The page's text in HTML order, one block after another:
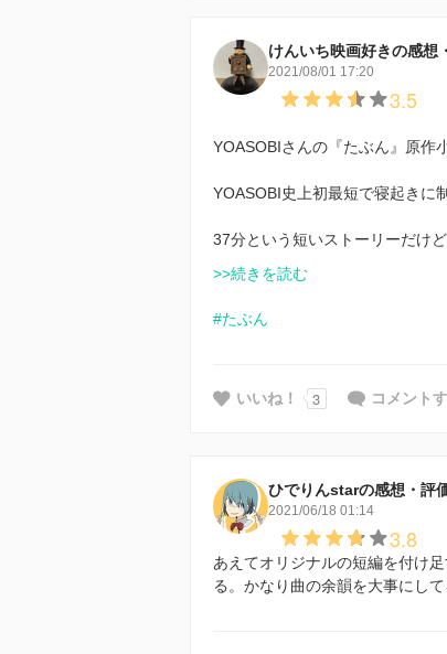
けんいち映画好きの感想
2021/08/01 17:20
3.5
YOASOBIさんの『たぶん』原作
YOASOBI史上初最短で寝起きに
37分という短いストーリーだけ
>>続きを読む
#たぶん
いいね！ 3 コメント
ひでりんstarの感想・評
2021/06/18 01:14
3.8
あえてオリジナルの短編を付け
る。かなり曲の余韻を大事にし